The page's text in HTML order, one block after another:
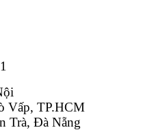
Minh
Đình, Hà Nội
Gò Vấp, TP.HCM
Đà Nẵng